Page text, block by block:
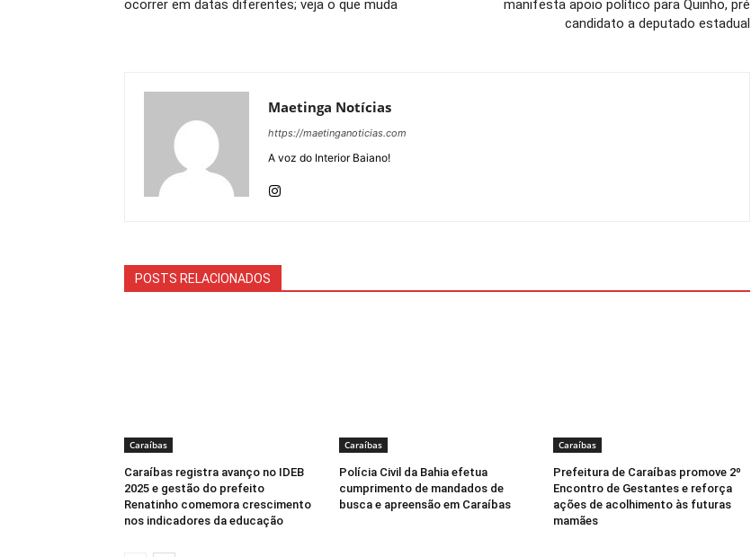
ocorrer em datas diferentes; veja o que muda
manifesta apoio político para Quinho, pré
candidato a deputado estadual
Maetinga Notícias
https://maetinganoticias.com
A voz do Interior Baiano!
POSTS RELACIONADOS
Caraíbas
Caraíbas registra avanço no IDEB
2025 e gestão do prefeito
Renatinho comemora crescimento
nos indicadores da educação
Caraíbas
Polícia Civil da Bahia efetua
cumprimento de mandados de
busca e apreensão em Caraíbas
Caraíbas
Prefeitura de Caraíbas promove 2º
Encontro de Gestantes e reforça
ações de acolhimento às futuras
mamães